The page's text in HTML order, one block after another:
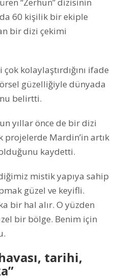
da 60 kişilik bir ekiple
bir dizi çekimi
kolaylaştırdığını ifade
güzelliğiyle dünyada
belirtti.
yıllar önce de bir dizi
projelerde Mardin’in artık
kaydetti.
mistik yapıya sahip
güzel ve keyifli.
bir hal alır. O yüzden
bir bölge. Benim için
tarihi,